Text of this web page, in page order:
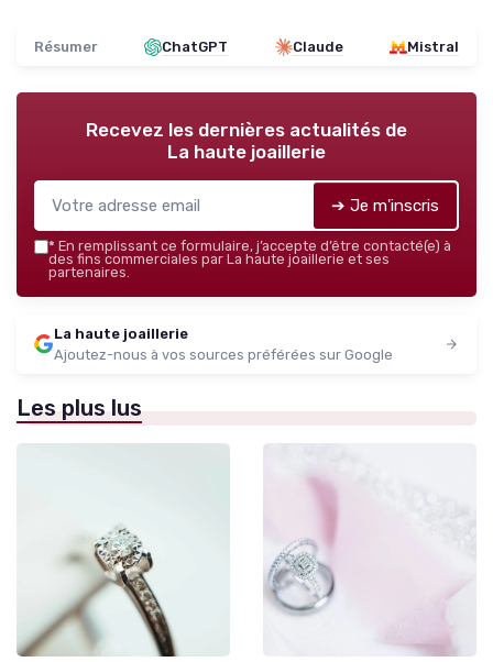
Résumer ChatGPT Claude Mistral
Recevez les dernières actualités de
La haute joaillerie
➔ Je m'inscris
* En remplissant ce formulaire, j’accepte d’être contacté(e) à
des fins commerciales par La haute joaillerie et ses
partenaires.
La haute joaillerie
Ajoutez-nous à vos sources préférées sur Google
Les plus lus